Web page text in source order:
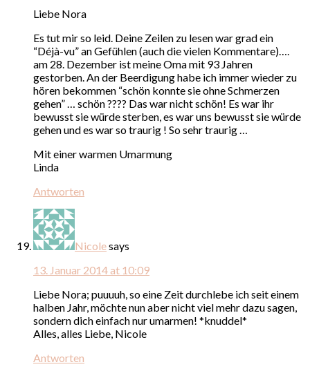
Liebe Nora
Es tut mir so leid. Deine Zeilen zu lesen war grad ein
“Déjà-vu” an Gefühlen (auch die vielen Kommentare)….
am 28. Dezember ist meine Oma mit 93 Jahren
gestorben. An der Beerdigung habe ich immer wieder zu
hören bekommen “schön konnte sie ohne Schmerzen
gehen” … schön ???? Das war nicht schön! Es war ihr
bewusst sie würde sterben, es war uns bewusst sie würde
gehen und es war so traurig ! So sehr traurig …
Mit einer warmen Umarmung
Linda
Antworten
Nicolesays
13. Januar 2014 at 10:09
Liebe Nora; puuuuh, so eine Zeit durchlebe ich seit einem
halben Jahr, möchte nun aber nicht viel mehr dazu sagen,
sondern dich einfach nur umarmen! *knuddel*
Alles, alles Liebe, Nicole
Antworten